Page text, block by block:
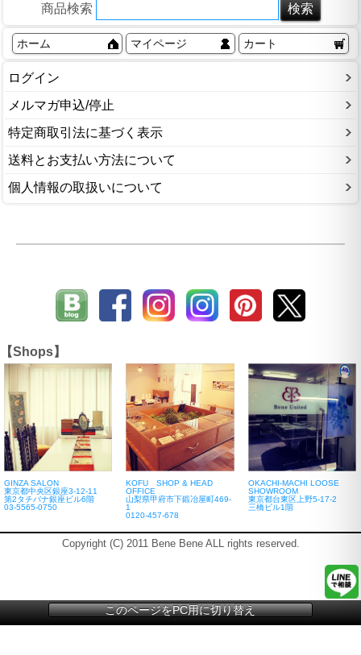
商品検索
ホーム マイページ カート
ログイン
メルマガ申込/停止
特定商取引法に基づく表示
送料とお支払い方法について
個人情報の取扱いについて
【Shops】
GINZA SALON
東京都中央区銀座3-12-11
第2タチバナ銀座ビル6階
03-5565-0750
KOFU SHOP & HEAD
OFFICE
山梨県甲府市下鍛冶屋町469-
1
0120-457-678
OKACHI-MACHI LOOSE
SHOWROOM
東京都台東区上野5-17-2
三橋ビル1階
Copyright (C) 2011 Bene Bene ALL rights reserved.
このページをPC用に切り替え